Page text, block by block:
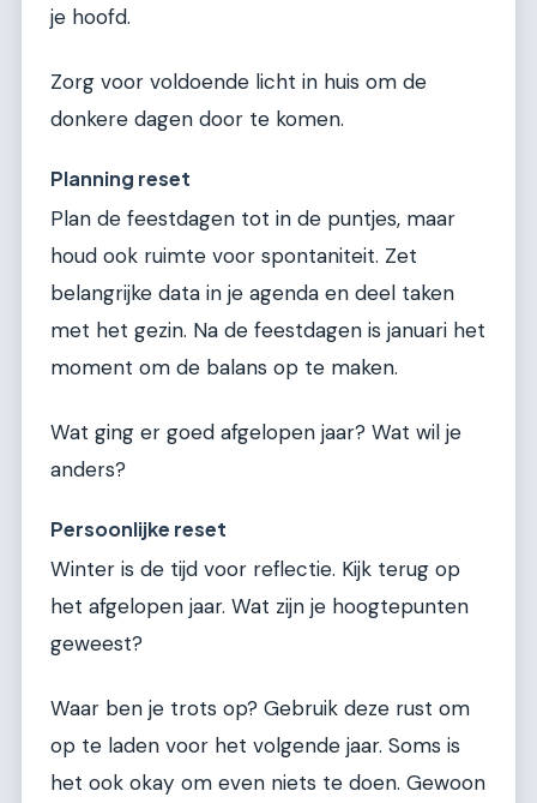
je hoofd.
Zorg voor voldoende licht in huis om de
donkere dagen door te komen.
Planning reset
Plan de feestdagen tot in de puntjes, maar
houd ook ruimte voor spontaniteit. Zet
belangrijke data in je agenda en deel taken
met het gezin. Na de feestdagen is januari het
moment om de balans op te maken.
Wat ging er goed afgelopen jaar? Wat wil je
anders?
Persoonlijke reset
Winter is de tijd voor reflectie. Kijk terug op
het afgelopen jaar. Wat zijn je hoogtepunten
geweest?
Waar ben je trots op? Gebruik deze rust om
op te laden voor het volgende jaar. Soms is
het ook okay om even niets te doen. Gewoon